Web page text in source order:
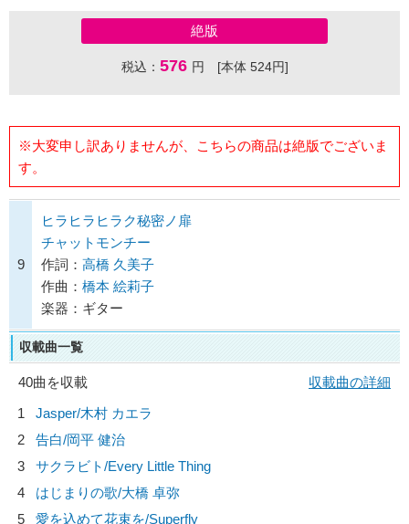
絶版
税込： 576 円 [本体 524円]
※大変申し訳ありませんが、こちらの商品は絶版でございま
す。
9
ヒラヒラヒラク秘密ノ扉
チャットモンチー
作詞： 高橋 久美子
作曲： 橋本 絵莉子
楽器：ギター
収載曲一覧
40曲を収載
収載曲の詳細
1
Jasper/木村 カエラ
2
告白/岡平 健治
3
サクラビト/Every Little Thing
4
はじまりの歌/大橋 卓弥
5
愛を込めて花束を/Superfly